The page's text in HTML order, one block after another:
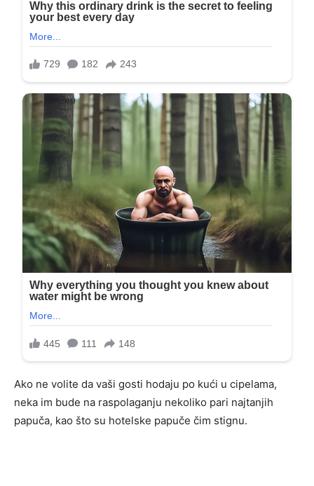
Ako ne volite da vaši gosti hodaju po kući u cipelama,
neka im bude na raspolaganju nekoliko pari najtanjih
papuča, kao što su hotelske papuče čim stignu.